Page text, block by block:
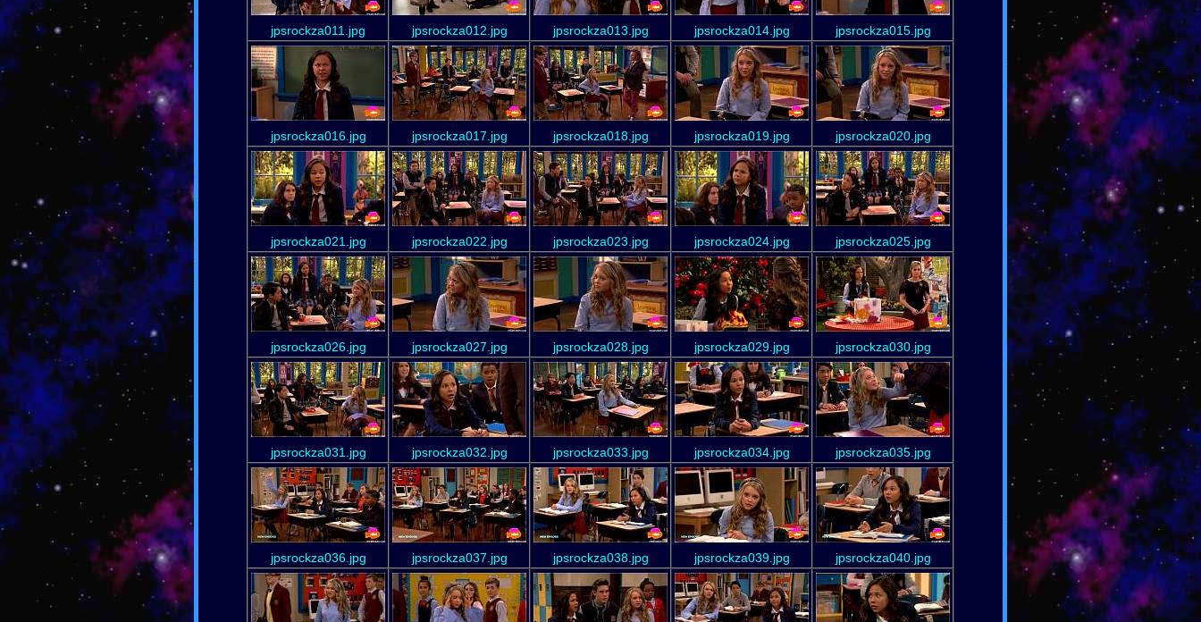
jpsrockza011.jpg jpsrockza012.jpg jpsrockza013.jpg jpsrockza014.jpg jpsrockza015.jpg
jpsrockza016.jpg jpsrockza017.jpg jpsrockza018.jpg jpsrockza019.jpg jpsrockza020.jpg
jpsrockza021.jpg jpsrockza022.jpg jpsrockza023.jpg jpsrockza024.jpg jpsrockza025.jpg
jpsrockza026.jpg jpsrockza027.jpg jpsrockza028.jpg jpsrockza029.jpg jpsrockza030.jpg
jpsrockza031.jpg jpsrockza032.jpg jpsrockza033.jpg jpsrockza034.jpg jpsrockza035.jpg
jpsrockza036.jpg jpsrockza037.jpg jpsrockza038.jpg jpsrockza039.jpg jpsrockza040.jpg